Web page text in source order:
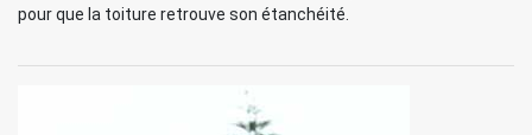
pour que la toiture retrouve son étanchéité.